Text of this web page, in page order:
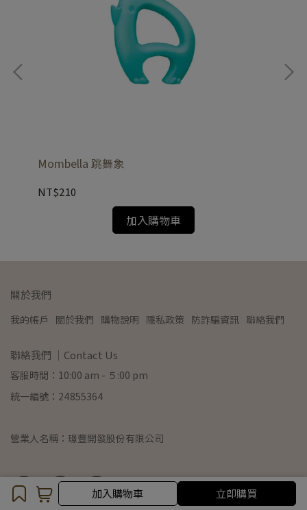
加入購物車 立即購買
Mombella 跳舞象
NT$210
加入購物車
關於我們
我的帳戶 關於我們 購物說明 隱私政策 防詐騙資訊 聯絡我們
聯絡我們 ｜Contact Us
客服時間：10:00 am - ５:00 pm
統一編號：24855364
營業人名稱：璟豐開發股份有限公司